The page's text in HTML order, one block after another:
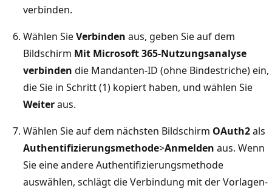
verbinden.
Wählen SieVerbinden aus, geben Sie auf dem
Bildschirm Mit Microsoft 365-Nutzungsanalyse
verbinden die Mandanten-ID (ohne Bindestriche) ein,
die Sie in Schritt (1) kopiert haben, und wählen Sie
Weiteraus.
Wählen Sie auf dem nächsten Bildschirm OAuth2als
Authentifizierungsmethode>Anmelden aus. Wenn
Sie eine andere Authentifizierungsmethode
auswählen, schlägt die Verbindung mit der Vorlagen-